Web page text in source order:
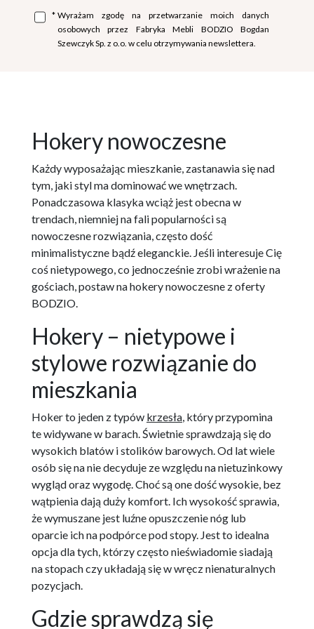
* Wyrażam zgodę na przetwarzanie moich danych
osobowych przez Fabryka Mebli BODZIO Bogdan
Szewczyk Sp. z o.o. w celu otrzymywania newslettera.
Hokery nowoczesne
Każdy wyposażając mieszkanie, zastanawia się nad
tym, jaki styl ma dominować we wnętrzach.
Ponadczasowa klasyka wciąż jest obecna w
trendach, niemniej na fali popularności są
nowoczesne rozwiązania, często dość
minimalistyczne bądź eleganckie. Jeśli interesuje Cię
coś nietypowego, co jednocześnie zrobi wrażenie na
gościach, postaw na hokery nowoczesne z oferty
BODZIO.
Hokery – nietypowe i
stylowe rozwiązanie do
mieszkania
Hoker to jeden z typów krzesła, który przypomina
te widywane w barach. Świetnie sprawdzają się do
wysokich blatów i stolików barowych. Od lat wiele
osób się na nie decyduje ze względu na nietuzinkowy
wygląd oraz wygodę. Choć są one dość wysokie, bez
wątpienia dają duży komfort. Ich wysokość sprawia,
że wymuszane jest luźne opuszczenie nóg lub
oparcie ich na podpórce pod stopy. Jest to idealna
opcja dla tych, którzy często nieświadomie siadają
na stopach czy układają się w wręcz nienaturalnych
pozycjach.
Gdzie sprawdzą się